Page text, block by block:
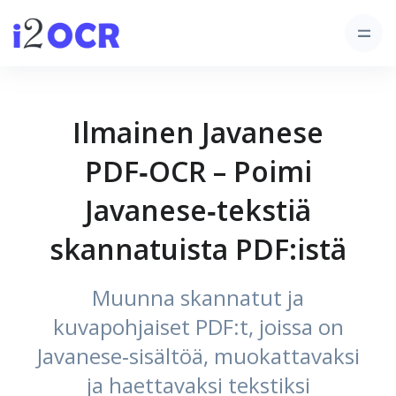
Ilmainen Javanese
PDF‑OCR – Poimi
Javanese‑tekstiä
skannatuista PDF:istä
Muunna skannatut ja
kuvapohjaiset PDF:t, joissa on
Javanese‑sisältöä, muokattavaksi
ja haettavaksi tekstiksi